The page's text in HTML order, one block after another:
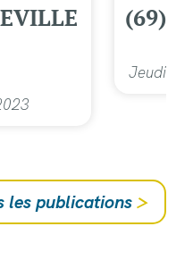
(69)
Jeudi 7
les publications >